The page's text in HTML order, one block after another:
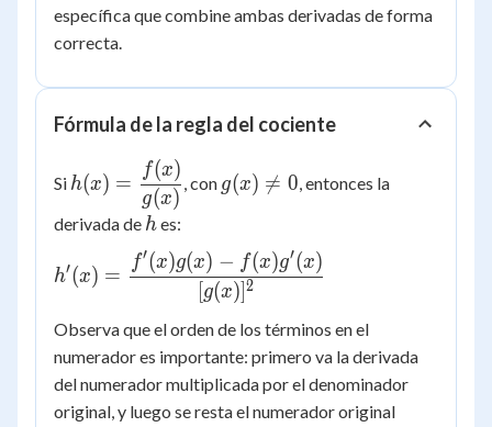
específica que combine ambas derivadas de forma
correcta.
Fórmula de la regla del cociente
Si h(x) =
\dfrac{f(x)}
{g(x)}
h(x) =
g(x)
f(x)
, con
g(x)
\ne
g(x) 
= 0, entonces la
derivada de h
hes:
h'(x) =
\dfrac{f'(x)g(x)
{[g(x)]^2}
h′(x) =
[g(x)]2
f′(x)g(x) − f(x)g′(x)
Observa que el orden de los términos en el
numerador es importante: primero va la derivada
del numerador multiplicada por el denominador
original, y luego se resta el numerador original